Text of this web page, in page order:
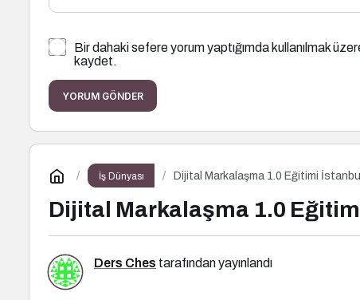
Bir dahaki sefere yorum yaptığımda kullanılmak
kaydet.
YORUM GÖNDER
İş Dünyası Dijital Markalaşma 1.0 Eğitimi
Dijital Markalaşma 1.0
Ders Ches tarafından yayınlandı